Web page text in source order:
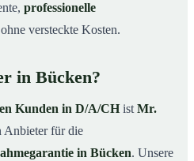
professionelle
ohne versteckte Kosten.
in Bücken?
Kunden in D/A/CHist Mr.
Anbieter für die
in Bücken. Unsere